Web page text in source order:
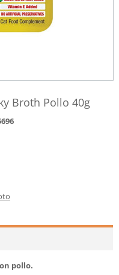
Broth Pollo 40g
pollo.